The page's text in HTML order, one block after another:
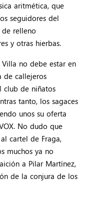
aritmética, que
seguidores del
relleno
y otras hierbas.
no debe estar en
de callejeros
club de niñatos
tanto, los sagaces
unos su oferta
No dudo que
cartel de Fraga,
muchos ya no
a Pilar Martínez,
de la conjura de los